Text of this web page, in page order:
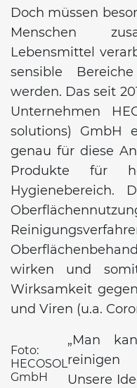
Doch müssen
Menschen
Lebensmittel
sensible
werden. Das seit
Unternehmen
solutions) GmbH
genau für diese
Produkte für
Hygienebereich.
wirken und
Wirksamkeit
und Viren (u.a.
Foto:
HECOSOL
GmbH
„Man
reinigen
Unsere